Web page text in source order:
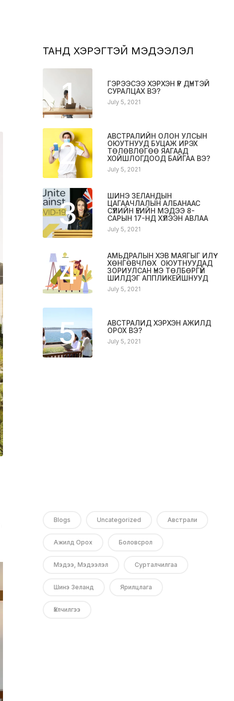
ТАНД ХЭРЭГТЭЙ МЭДЭЭЛЭЛ
1
ГЭРЭЭСЭЭ ХЭРХЭН ҮР ДҮНТЭЙ
СУРАЛЦАХ ВЭ?
July 5, 2021
2
АВСТРАЛИЙН ОЛОН УЛСЫН
ОЮУТНУУД БУЦАЖ ИРЭХ
ТӨЛӨВЛӨГӨӨ ЯАГААД
ХОЙШЛОГДООД БАЙГАА ВЭ?
July 5, 2021
3
ШИНЭ ЗЕЛАНДЫН
ЦАГААЧЛАЛЫН АЛБАНААС
СҮҮЛИЙН ҮЕИЙН МЭДЭЭ 8-
САРЫН 17-НД ХҮЛЭЭН АВЛАА
July 5, 2021
4
АМЬДРАЛЫН ХЭВ МАЯГЫГ ИЛҮҮ
ХӨНГӨВЧЛӨХ ОЮУТНУУДАД
ЗОРИУЛСАН ҮНЭ ТӨЛБӨРГҮЙ
ШИЛДЭГ АППЛИКЕЙШНУУД
July 5, 2021
5
АВСТРАЛИД ХЭРХЭН АЖИЛД
ОРОХ ВЭ?
July 5, 2021
Blogs Uncategorized Австрали
Ажилд Орох Боловсрол
Мэдээ, Мэдээлэл Сурталчилгаа
Шинэ Зеланд Ярилцлага
Үйлчилгээ